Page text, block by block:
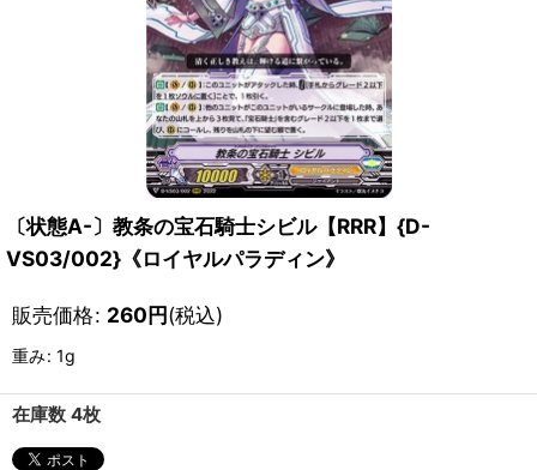
〔状態A-〕教条の宝石騎士シビル【RRR】{D-
VS03/002}《ロイヤルパラディン》
販売価格: 260円(税込)
重み: 1g
在庫数 4枚